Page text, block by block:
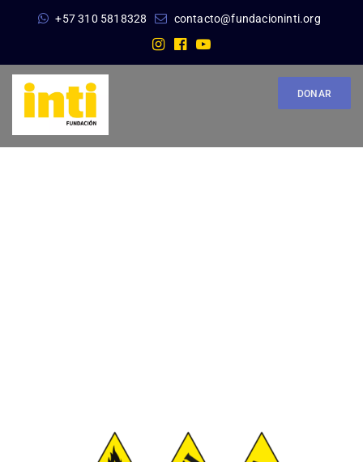
+57 310 5818328 contacto@fundacioninti.org
DONAR